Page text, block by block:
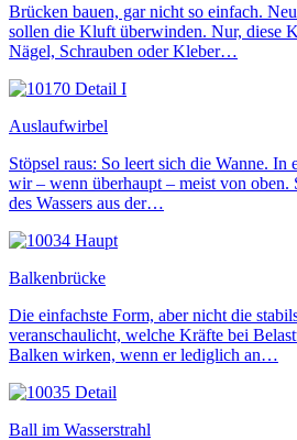
Brücken bauen, gar nicht so einfach.
sollen die Kluft überwinden. Nur, diese
Nägel, Schrauben oder Kleber…
Auslaufwirbel
Stöpsel raus: So leert sich die Wanne. In
wir – wenn überhaupt – meist von oben.
des Wassers aus der…
Balkenbrücke
Die einfachste Form, aber nicht die
veranschaulicht, welche Kräfte bei
Balken wirken, wenn er lediglich an…
Ball im Wasserstrahl